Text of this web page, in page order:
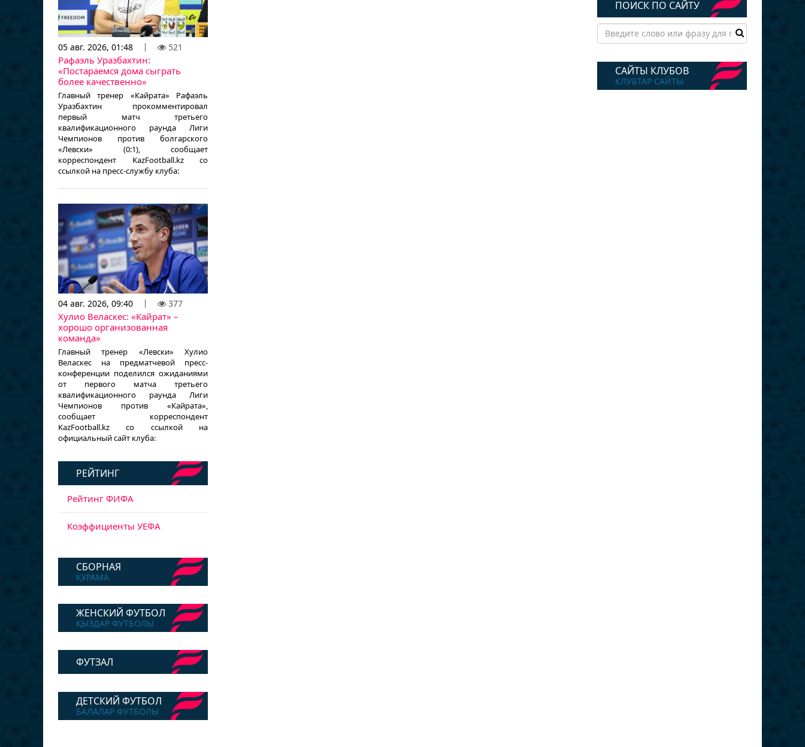
05 авг. 2026, 01:48 521
Рафаэль Уразбахтин:
«Постараемся дома сыграть
более качественно»
Главный тренер «Кайрата» Рафаэль
Уразбахтин прокомментировал
первый матч третьего
квалификационного раунда Лиги
Чемпионов против болгарского
«Левски» (0:1), сообщает
корреспондент KazFootball.kz со
ссылкой на пресс-службу клуба:
04 авг. 2026, 09:40 377
Хулио Веласкес: «Кайрат» –
хорошо организованная
команда»
Главный тренер «Левски» Хулио
Веласкес на предматчевой пресс-
конференции поделился ожиданиями
от первого матча третьего
квалификационного раунда Лиги
Чемпионов против «Кайрата»,
сообщает корреспондент
KazFootball.kz со ссылкой на
официальный сайт клуба:
РЕЙТИНГ
Рейтинг ФИФА
Коэффициенты УЕФА
СБОРНАЯ
ҚҰРАМА
ЖЕНСКИЙ ФУТБОЛ
ҚЫЗДАР ФУТБОЛЫ
ФУТЗАЛ
ДЕТСКИЙ ФУТБОЛ
БАЛАЛАР ФУТБОЛЫ
ПОИСК ПО САЙТУ
САЙТЫ КЛУБОВ
КЛУБТАР САЙТЫ